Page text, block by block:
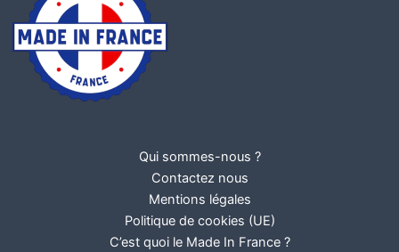
Qui sommes-nous ?
Contactez nous
Mentions légales
Politique de cookies (UE)
C’est quoi le Made In France ?